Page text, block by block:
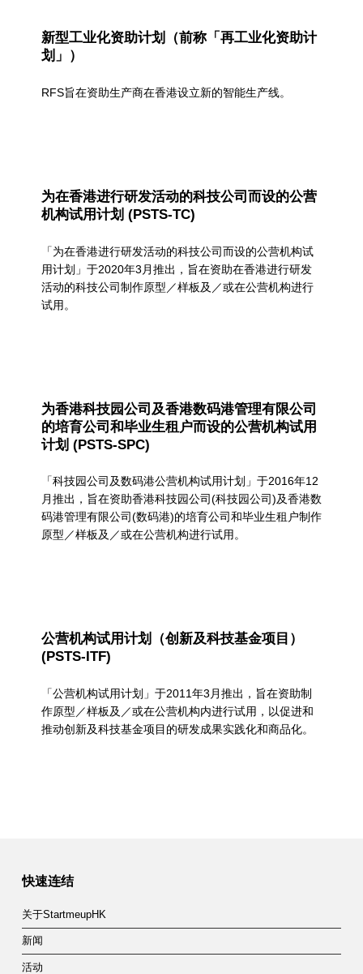
专
利
申
新型工业化资助计划（前称「再工业化资助计
划」）
RFS旨在资助生产商在香港设立新的智能生产线。
为在香港进行研发活动的科技公司而设的公营
机构试用计划 (PSTS-TC)
「为在香港进行研发活动的科技公司而设的公营机构试
用计划」于2020年3月推出，旨在资助在香港进行研发
活动的科技公司制作原型／样板及／或在公营机构进行
试用。
为香港科技园公司及香港数码港管理有限公司
的培育公司和毕业生租户而设的公营机构试用
计划 (PSTS-SPC)
「科技园公司及数码港公营机构试用计划」于2016年12
月推出，旨在资助香港科技园公司(科技园公司)及香港数
码港管理有限公司(数码港)的培育公司和毕业生租户制作
原型／样板及／或在公营机构进行试用。
公营机构试用计划（创新及科技基金项目）
(PSTS-ITF)
「公营机构试用计划」于2011年3月推出，旨在资助制
作原型／样板及／或在公营机构内进行试用，以促进和
推动创新及科技基金项目的研发成果实践化和商品化。
快速连结
关于StartmeupHK
新闻
活动